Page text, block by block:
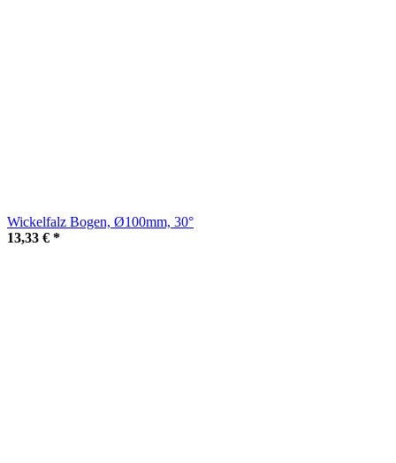
Wickelfalz Bogen, Ø100mm, 30°
13,33 € *